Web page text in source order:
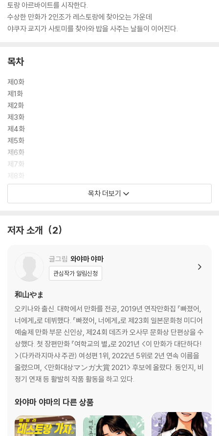
토랑 아르바이트를 시작한다.
수상한 만화가 2인조가 레스토랑에 찾아오는 가운데
야쿠자 쿄지가 사토미를 찾아와 밥을 사주는 날들이 이어진다.
목차
제0화
제1화
제2화
제3화
제4화
제5화
제6화
제7화
제8화
제9화
목차 더보기
저자 소개 2
글그림 와야마 야마
관심작가 알림신청
和山やま
오키나와 출신. 대학에서 만화를 전공, 2019년 연작만화집 『빠졌어,
너에게』로 데뷔했다. 『빠졌어, 너에게』로 제23회 일본문화청 미디어
예술제 만화 부문 신인상, 제24회 데즈카 오사무 문화상 단편상을 수
상했다. 첫 장편만화 『여학교의 별』로 2021년 <이 만화가 대단하다!
>(다카라지마샤 주관) 여성편 1위, 2022년 5위로 2년 연속 이름을
올렸으며, <만화대상マンガ大賞 2021> 후보에 올랐다. 동인지, 비
정기 연재 등 활발히 작품 활동을 하고 있다.
와야마 야마의 다른 상품